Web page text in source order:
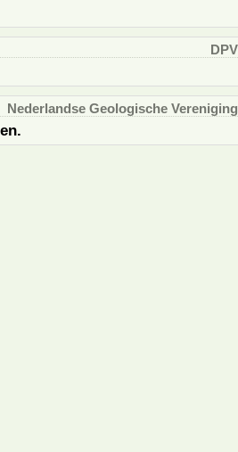
DPV
Nederlandse Geologische Vereniging